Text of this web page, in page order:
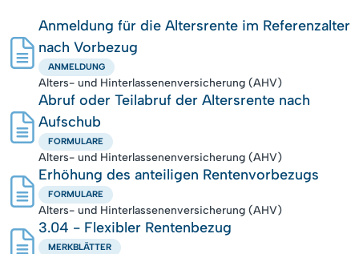
Anmeldung für die Altersrente im Referenzalter
nach Vorbezug
ANMELDUNG
Alters- und Hinterlassenenversicherung (AHV)
Abruf oder Teilabruf der Altersrente nach
Aufschub
FORMULARE
Alters- und Hinterlassenenversicherung (AHV)
Erhöhung des anteiligen Rentenvorbezugs
FORMULARE
Alters- und Hinterlassenenversicherung (AHV)
3.04 - Flexibler Rentenbezug
MERKBLÄTTER